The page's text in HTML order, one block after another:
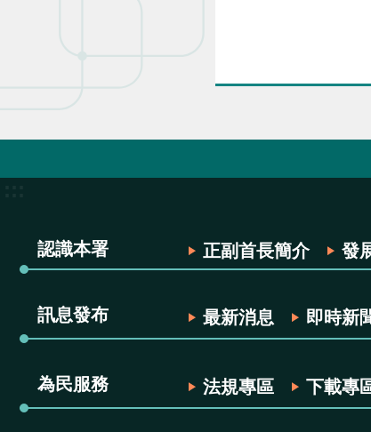
認識本署 正副首長簡介 發
訊息發布 最新消息 即時新
為民服務 法規專區 下載專